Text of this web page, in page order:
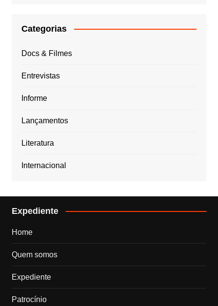
Categorias
Docs & Filmes
Entrevistas
Informe
Lançamentos
Literatura
Internacional
Expediente
Home
Quem somos
Expediente
Patrocínio